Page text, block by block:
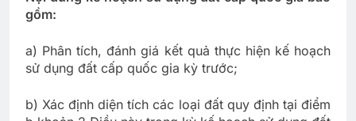
gồm:
a) Phân tích, đánh giá kết quả thực hiện kế hoạch
sử dụng đất cấp quốc gia kỳ trước;
b) Xác định diện tích các loại đất quy định tại điểm